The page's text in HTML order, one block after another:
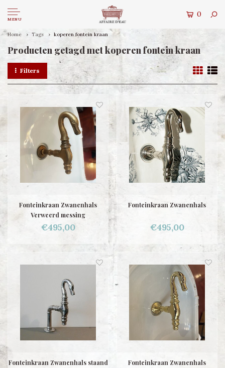
MENU
0
Home Tags koperen fontein kraan
Producten getagd met koperen fontein kraan
Filters
Fonteinkraan Zwanenhals
Verweerd messing
€495,00
Fonteinkraan Zwanenhals
€495,00
Fonteinkraan Zwanenhals staand
Fonteinkraan Zwanenhals